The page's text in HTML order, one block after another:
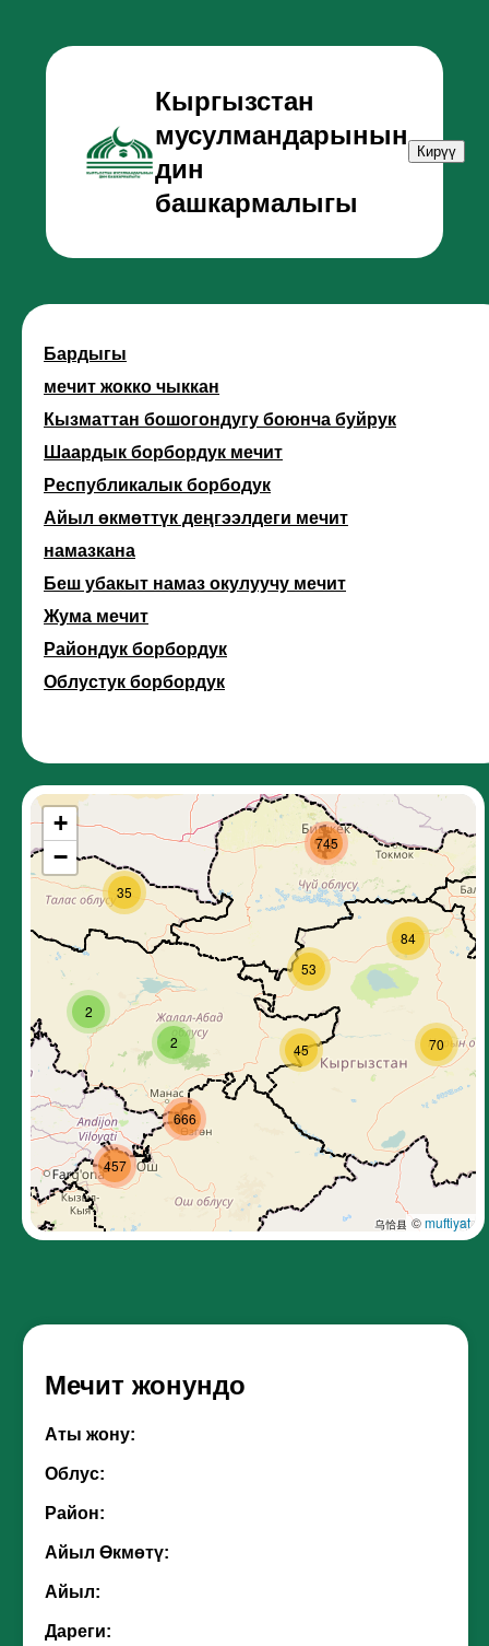
Кыргызстан
мусулмандарынын
дин
башкармалыгы
Кирүү
Бардыгы
мечит жокко чыккан
Кызматтан бошогондугу боюнча буйрук
Шаардык борбордук мечит
Республикалык борбодук
Айыл өкмөттүк деңгээлдеги мечит
намазкана
Беш убакыт намаз окулуучу мечит
Жума мечит
Райондук борбордук
Облустук борбордук
745
666
45
457
70
35
53
84
2
2
+
−
©muftiyat
Мечит жонундо
Аты жону:
Облус:
Район:
Айыл Өкмөтү:
Айыл:
Дареги: